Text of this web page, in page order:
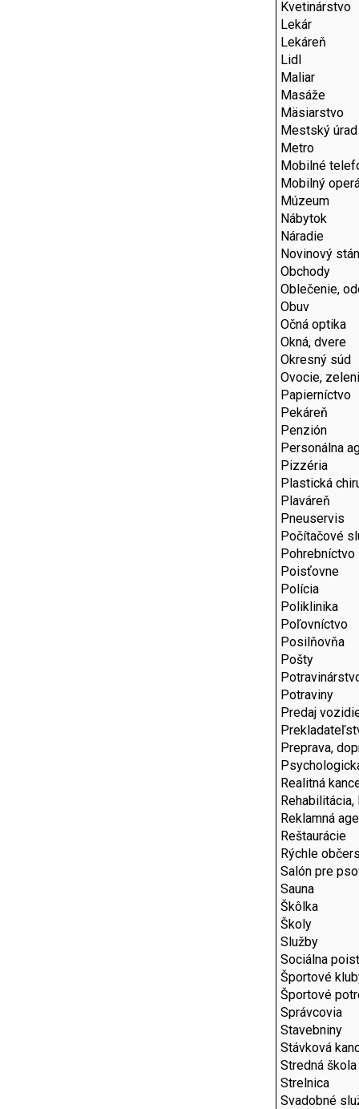
Kvetinárstvo
Lekár
Lekáreň
Lidl
Maliar
Masáže
Mäsiarstvo
Mestský úrad
Metro
Mobilné
Mobilný
Múzeum
Nábytok
Náradie
Novinový
Obchody
Oblečenie,
Obuv
Očná optika
Okná, dvere
Okresný súd
Ovocie,
Papierníctvo
Pekáreň
Penzión
Personálna
Pizzéria
Plastická
Plaváreň
Pneuservis
Počítačové
Pohrebníctvo
Poisťovne
Polícia
Poliklinika
Poľovníctvo
Posilňovňa
Pošty
Potraviny
Predaj
Preprava,
Realitná
Reklamná
Reštaurácie
Rýchle
Salón pre
Sauna
Škôlka
Školy
Služby
Sociálna
Športové
Športové
Správcovia
Stavebniny
Stávková
Stredná škola
Strelnica
Svadobné